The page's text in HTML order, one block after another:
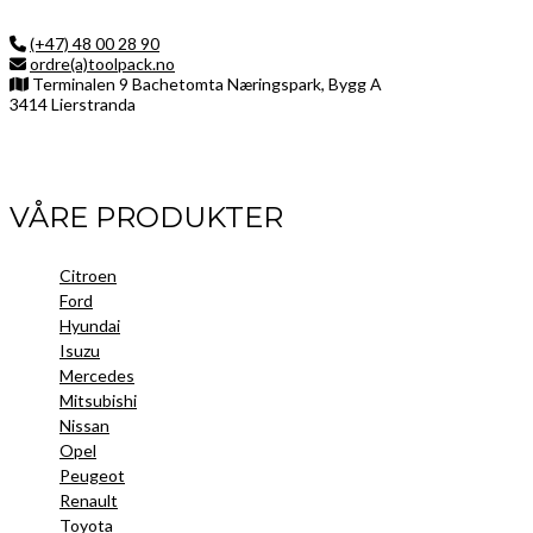
(+47) 48 00 28 90
ordre(a)toolpack.no
Terminalen 9 Bachetomta Næringspark, Bygg A
3414 Lierstranda
VÅRE PRODUKTER
Citroen
Ford
Hyundai
Isuzu
Mercedes
Mitsubishi
Nissan
Opel
Peugeot
Renault
Toyota